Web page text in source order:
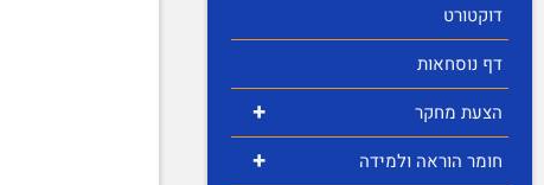
דוקטורט
דף נוסחאות
+ הצעת מחקר
+
חומר הוראה ולמידה